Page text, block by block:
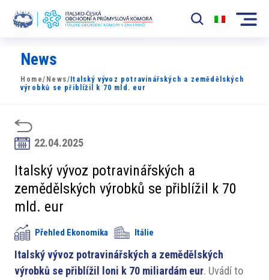
Komora
News
Rozvoj Trhu
Členové
Partneři
Členská sekce
News
Home/ News/ Italský vývoz potravinářských a zemědělských
výrobků se přiblížil k 70 mld. eur
22.04.2025
Italský vývoz potravinářských a
zemědělských výrobků se přiblížil k 70
mld. eur
Přehled Ekonomika Itálie
Italský vývoz potravinářských a zemědělských
výrobků se přiblížil loni k 70 miliardám eur. Uvádí to